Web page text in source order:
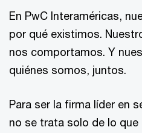
En PwC Interaméricas,
por qué existimos.
nos comportamos. Y
quiénes somos, juntos.
Para ser la firma líder en
no se trata solo de lo